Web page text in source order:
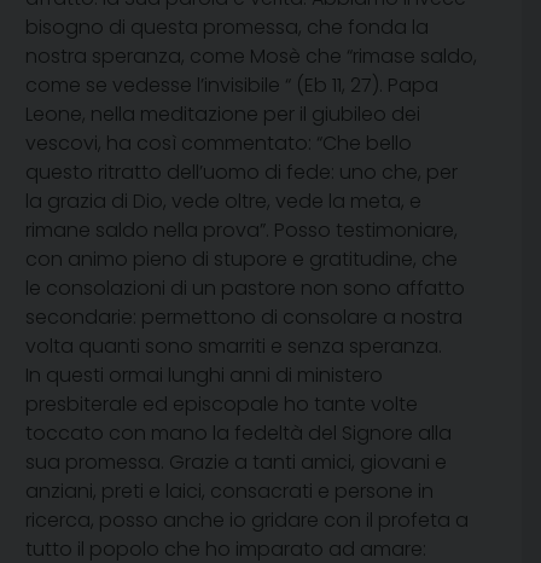
bisogno di questa promessa, che fonda la
nostra speranza, come Mosè che “rimase saldo,
come se vedesse l’invisibile “ (Eb 11, 27). Papa
Leone, nella meditazione per il giubileo dei
vescovi, ha così commentato: “Che bello
questo ritratto dell’uomo di fede: uno che, per
la grazia di Dio, vede oltre, vede la meta, e
rimane saldo nella prova”. Posso testimoniare,
con animo pieno di stupore e gratitudine, che
le consolazioni di un pastore non sono affatto
secondarie: permettono di consolare a nostra
volta quanti sono smarriti e senza speranza.
In questi ormai lunghi anni di ministero
presbiterale ed episcopale ho tante volte
toccato con mano la fedeltà del Signore alla
sua promessa. Grazie a tanti amici, giovani e
anziani, preti e laici, consacrati e persone in
ricerca, posso anche io gridare con il profeta a
tutto il popolo che ho imparato ad amare: